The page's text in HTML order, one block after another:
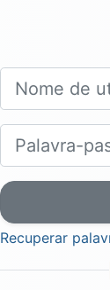
Recuperar